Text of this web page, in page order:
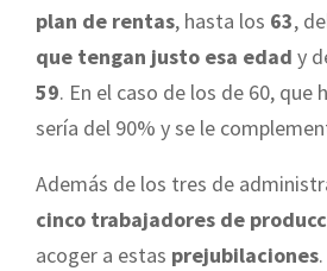
plan de rentas, hasta los 63,
que tengan justo esa edad y
59. En el caso de los de 60, que
sería del 90% y se le
Además de los tres de
cinco trabajadores de
acoger a estas prejubilaciones